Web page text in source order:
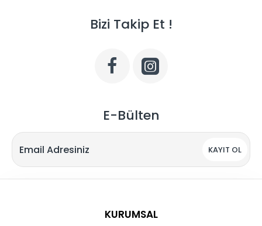
Bizi Takip Et !
E-Bülten
KAYIT OL
KURUMSAL